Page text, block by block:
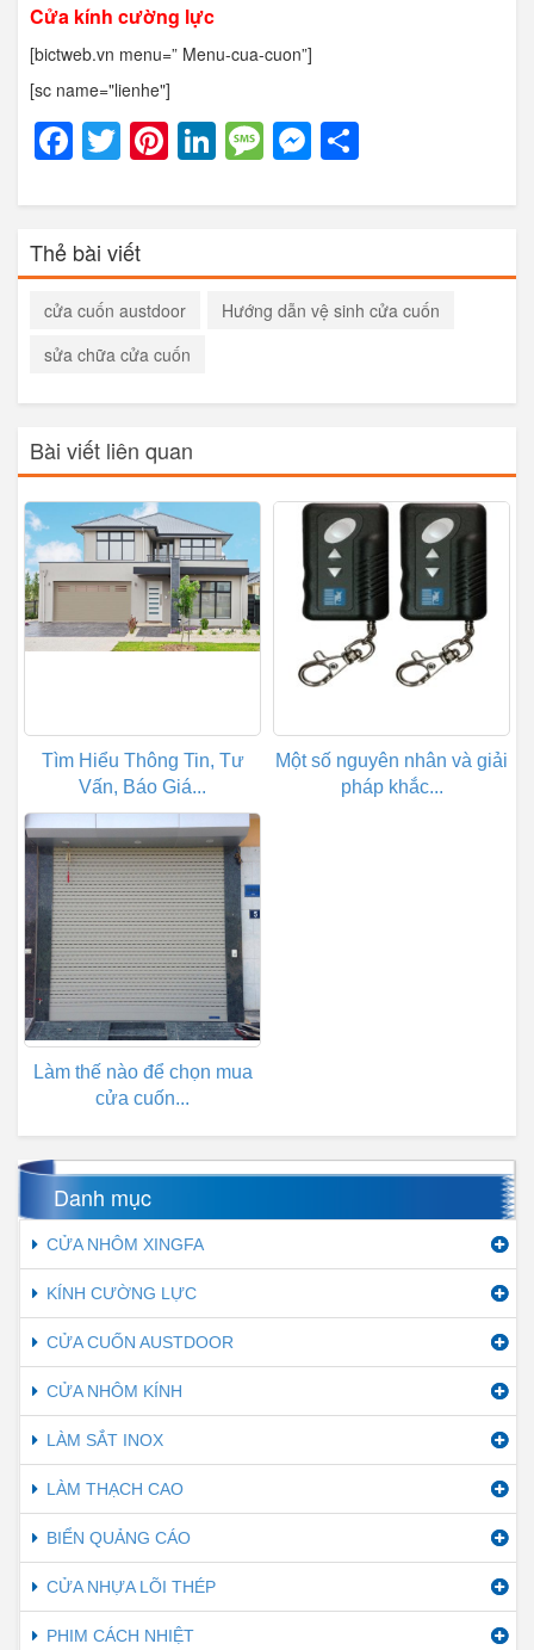
Cửa kính cường lực
[bictweb.vn menu=” Menu-cua-cuon”]
[sc name="lienhe"]
Facebook
Twitter
Pinterest
LinkedIn
Message
Messenger
Thẻ bài viết
cửa cuốn austdoor
Hướng dẫn vệ sinh cửa cuốn
sửa chữa cửa cuốn
Bài viết liên quan
Tìm Hiểu Thông Tin, Tư
Vấn, Báo Giá...
Một số nguyên nhân và giải
pháp khắc...
Làm thế nào để chọn mua
cửa cuốn...
Danh mục
CỬA NHÔM XINGFA
KÍNH CƯỜNG LỰC
CỬA CUỐN AUSTDOOR
CỬA NHÔM KÍNH
LÀM SẮT INOX
LÀM THẠCH CAO
BIỂN QUẢNG CÁO
CỬA NHỰA LÕI THÉP
PHIM CÁCH NHIỆT